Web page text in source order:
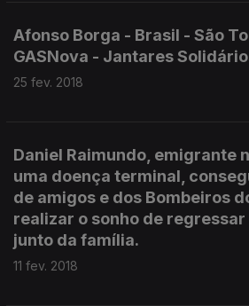
Afonso Borga - Brasil - São
GASNova - Jantares
25 fev. 2018
Daniel Raimundo, emigrante
uma doença terminal,
de amigos e dos Bombeiros
realizar o sonho de
junto da família.
11 fev. 2018